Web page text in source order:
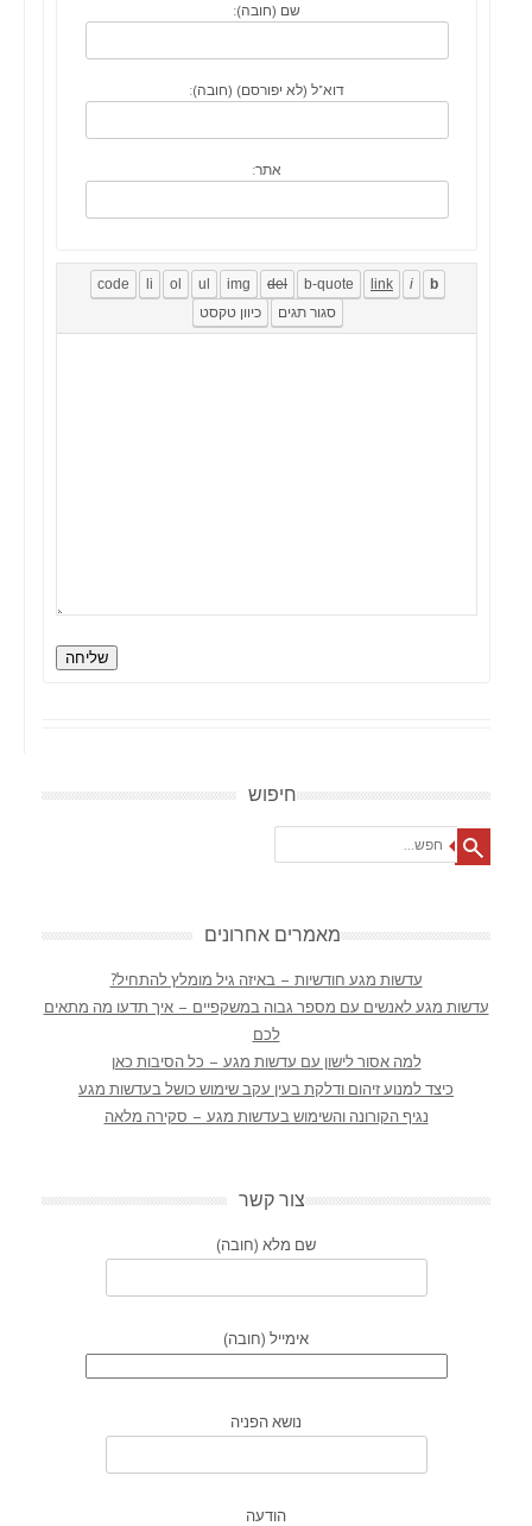
שם (חובה):
דוא"ל (לא יפורסם) (חובה):
אתר:
שליחה
חיפוש
מאמרים אחרונים
עדשות מגע חודשיות – באיזה גיל מומלץ להתחיל?
עדשות מגע לאנשים עם מספר גבוה במשקפיים – איך תדעו מה מתאים
לכם
למה אסור לישון עם עדשות מגע – כל הסיבות כאן
כיצד למנוע זיהום ודלקת בעין עקב שימוש כושל בעדשות מגע
נגיף הקורונה והשימוש בעדשות מגע – סקירה מלאה
צור קשר
שם מלא (חובה)
אימייל (חובה)
נושא הפניה
הודעה